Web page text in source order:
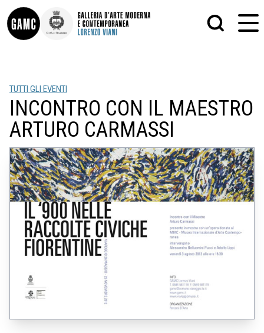
INFO
CONTATTI
DIDATTICA
SHOP
GLI AUTORI
LORENZO VIANI
MOSTRE
EVENTI
PALAZZO DELLE MUSE
SCULTURA
STAMPA
ALTRO
FOTOGRAFIA
TUTTI GLI EVENTI
INCONTRO CON IL MAESTRO
ARTURO CARMASSI